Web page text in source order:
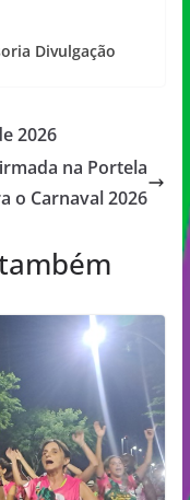
Divulgação
2026
na Portela
o Carnaval 2026